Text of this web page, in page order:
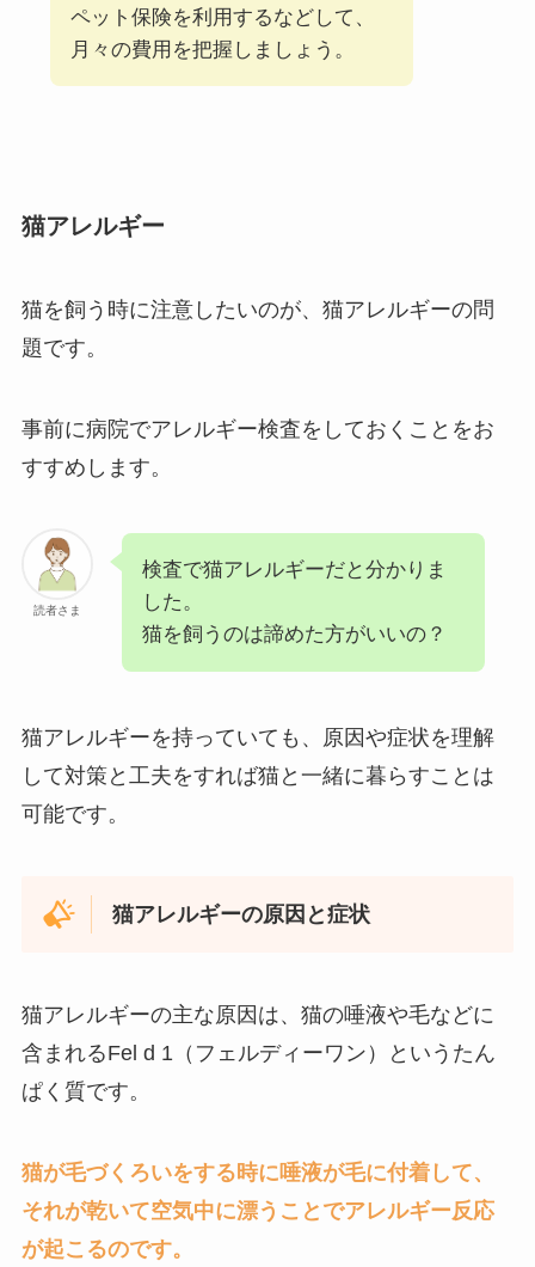
ペット保険を利用するなどして、
月々の費用を把握しましょう。
猫アレルギー
猫を飼う時に注意したいのが、猫アレルギーの問
題です。
事前に病院でアレルギー検査をしておくことをお
すすめします。
読者さま
検査で猫アレルギーだと分かりま
した。
猫を飼うのは諦めた方がいいの？
猫アレルギーを持っていても、原因や症状を理解
して対策と工夫をすれば猫と一緒に暮らすことは
可能です。
猫アレルギーの原因と症状
猫アレルギーの主な原因は、猫の唾液や毛などに
含まれるFel d 1（フェルディーワン）というたん
ぱく質です。
猫が毛づくろいをする時に唾液が毛に付着して、
それが乾いて空気中に漂うことでアレルギー反応
が起こるのです。